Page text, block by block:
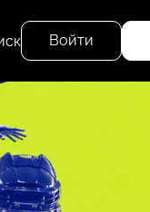
Войти